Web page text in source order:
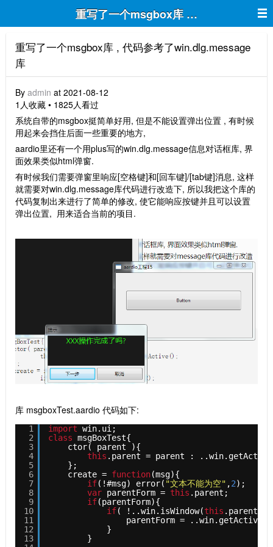
重写了一个msgbox库 , 代码参考了
重写了一个msgbox库 , 代码参考了win.dlg.message
库
By admin at 2021-08-12
1人收藏 • 1825人看过
系统自带的msgbox挺简单好用, 但是不能设置弹出位置 , 有时候
用起来会挡住后面一些重要的地方,
aardio里还有一个用plus写的win.dlg.message信息对话框库, 界
面效果类似html弹窗.
有时候我们需要弹窗里响应[空格键]和[回车键]/[tab键]消息, 这样
就需要对win.dlg.message库代码进行改造下, 所以我把这个库的
代码复制出来进行了简单的修改, 使它能响应按键并且可以设置
弹出位置, 用来适合当前的项目.
库 msgboxTest.aardio 代码如下:
1
2
3
4
5
6
7
8
9
10
11
12
13
import win.ui;
class msgBoxTest{
ctor( parent ){
this .parent = parent :
};
create = function(msg){
if(!#msg) error( "文本不能为空" ,2);
var parentForm = this .parent;
if(parentForm){
if( !..win.isWindow(this .parent[[
parentForm =
}
}